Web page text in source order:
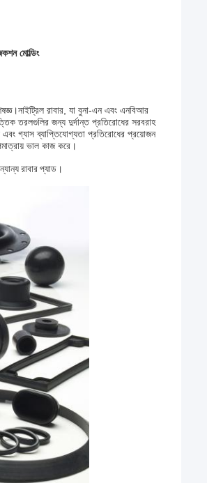
মোল্ডিং
রাবার, যা বুনা-এন এবং এনবিআর
তরলগুলির জন্য দুর্দান্ত প্রতিরোধের সরবরাহ
গ্যাস ব্যাপ্তিযোগ্যতা প্রতিরোধের প্রয়োজন
ভাল কাজ করে।
রাবার প্যাড।